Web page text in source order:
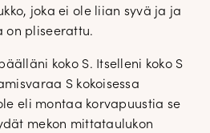
joka ei ole liian syvä ja ja
on pliseerattu.
koko S. Itselleni koko S
S kokoisessa
eli montaa korvapuustia se
mekon mittataulukon